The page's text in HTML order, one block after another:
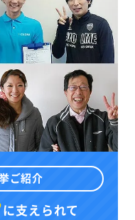
ご紹介
に支えられて